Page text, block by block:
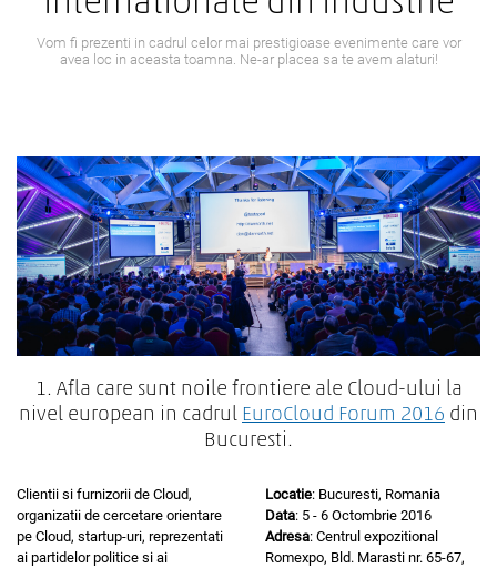
Vom fi prezenti in cadrul celor mai prestigioase evenimente care vor
avea loc in aceasta toamna. Ne-ar placea sa te avem alaturi!
1. Afla care sunt noile frontiere ale Cloud-ului la
nivel european in cadrul EuroCloud Forum 2016 din
Bucuresti.
Clientii si furnizorii de Cloud,
organizatii de cercetare orientare
pe Cloud, startup-uri, reprezentati
ai partidelor politice si ai
Locatie: Bucuresti, Romania
Data: 5 - 6 Octombrie 2016
Adresa: Centrul expozitional
Romexpo, Bld. Marasti nr. 65-67,